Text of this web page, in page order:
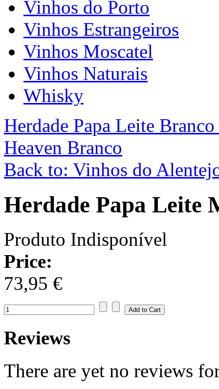
Vinhos do Porto
Vinhos Estrangeiros
Vinhos Moscatel
Vinhos Naturais
Whisky
Herdade Papa Leite
Heaven Branco
Back to: Vinhos do
Herdade Papa Leite
Produto Indisponível
Price:
73,95 €
Reviews
There are yet no reviews